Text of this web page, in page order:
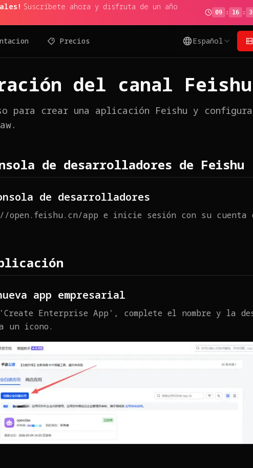
Suscríbete ahora y disfruta de un año
09 : 16 :
Precios Español
del canal Feishu
para crear una aplicación Feishu y
de desarrolladores de Feishu
de desarrolladores
app e inicie sesión con su cuenta
app empresarial
Enterprise App', complete el nombre y la
un icono.